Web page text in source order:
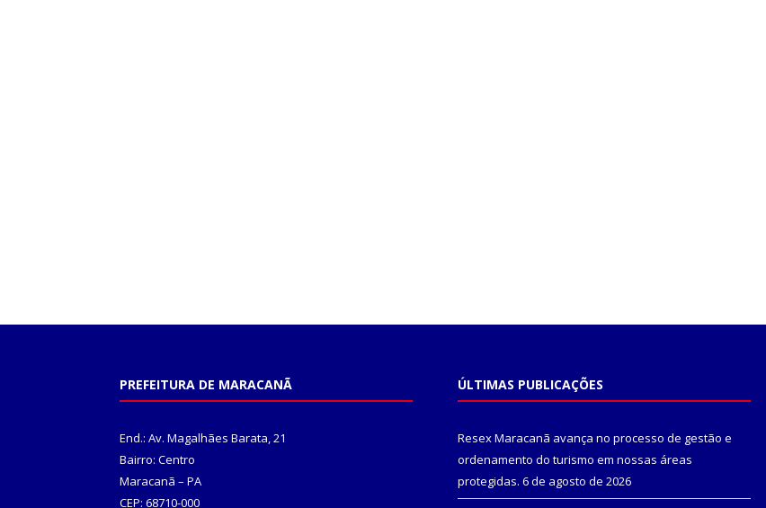
PREFEITURA DE MARACANÃ
End.: Av. Magalhães Barata, 21
Bairro: Centro
Maracanã – PA
CEP: 68710-000
ÚLTIMAS PUBLICAÇÕES
Resex Maracanã avança no processo de gestão e
ordenamento do turismo em nossas áreas
protegidas. 6 de agosto de 2026